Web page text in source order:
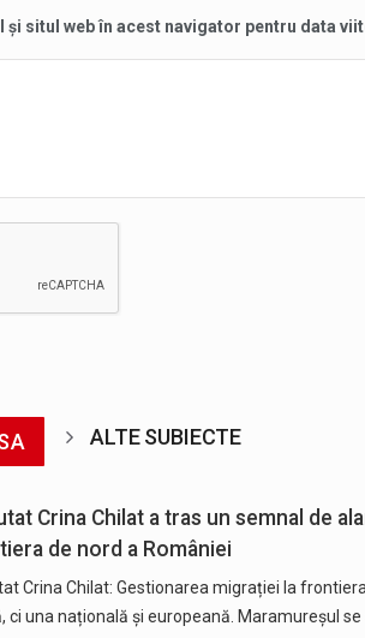
și situl web în acest navigator pentru data
ALTE SUBIECTE
Crina Chilat a tras un semnal de
de nord a României
Crina Chilat: Gestionarea migrației la
ci una națională și europeană. Maramureșul